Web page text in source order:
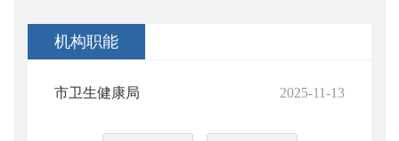
机构职能
市卫生健康局 2025-11-13